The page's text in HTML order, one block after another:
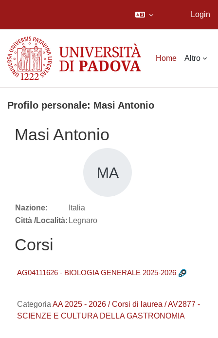
Login
Home Altro
Profilo personale: Masi Antonio
Masi Antonio
MA
Nazione:
Italia
Città /Località: Legnaro
Corsi
AG04111626 - BIOLOGIA GENERALE 2025-2026
Categoria AA 2025 - 2026 / Corsi di laurea / AV2877 -
SCIENZE E CULTURA DELLA GASTRONOMIA